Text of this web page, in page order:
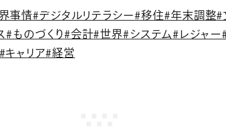
事情#デジタルリテラシー#移住#年末調整#
#ものづくり#会計#世界#システム#レジャー
#キャリア#経営